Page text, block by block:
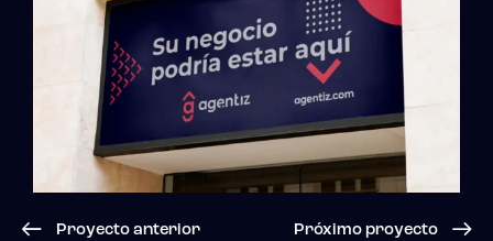
Proyecto anterior Próximo proyecto